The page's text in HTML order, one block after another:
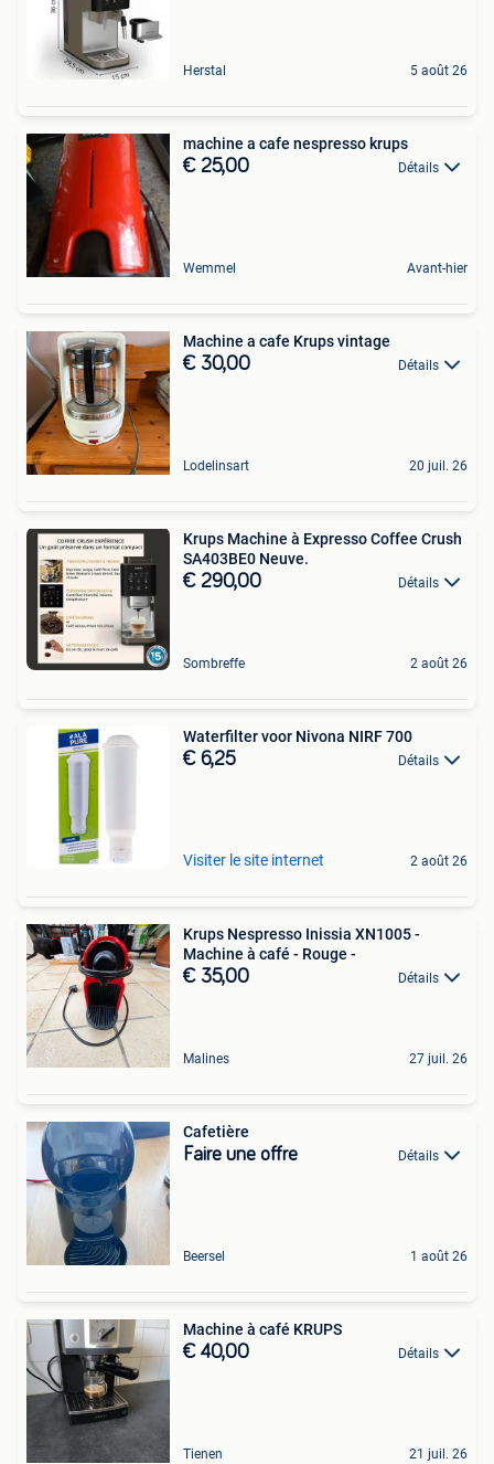
Herstal 5 août 26
machine a cafe nespresso krups
€ 25,00 Détails
Wemmel Avant-hier
Machine a cafe Krups vintage
€ 30,00 Détails
Lodelinsart 20 juil. 26
Krups Machine à Expresso Coffee Crush
SA403BE0 Neuve.
€ 290,00 Détails
Sombreffe 2 août 26
Waterfilter voor Nivona NIRF 700
€ 6,25 Détails
Visiter le site internet 2 août 26
Krups Nespresso Inissia XN1005 -
Machine à café - Rouge -
€ 35,00 Détails
Malines 27 juil. 26
Cafetière
Faire une offre Détails
Beersel 1 août 26
Machine à café KRUPS
€ 40,00 Détails
Tienen 21 juil. 26